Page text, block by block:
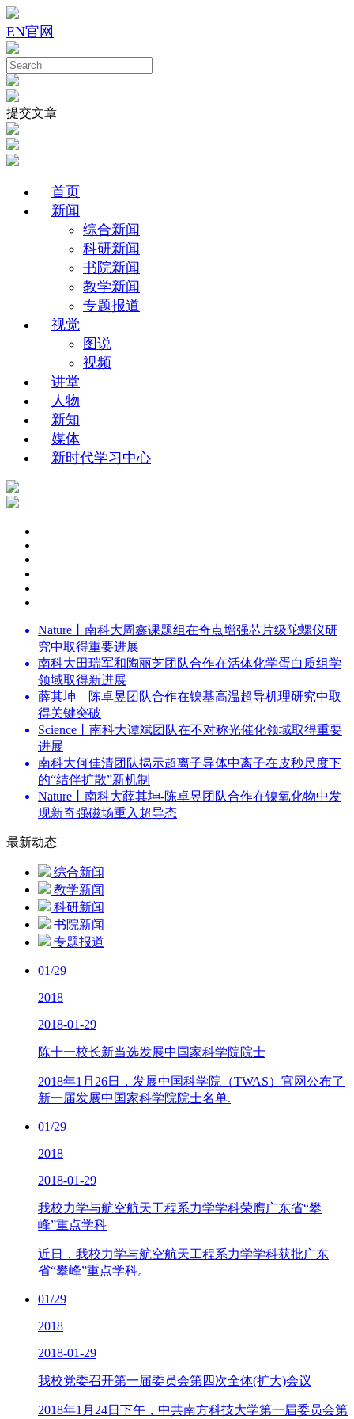
EN官网
提交文章
首页
新闻
综合新闻
科研新闻
书院新闻
教学新闻
专题报道
视觉
图说
视频
讲堂
人物
新知
媒体
新时代学习中心
Nature丨南科大周鑫课题组在奇点增强芯片级陀螺仪研
究中取得重要进展
南科大田瑞军和陶丽芝团队合作在活体化学蛋白质组学
领域取得新进展
薛其坤—陈卓昱团队合作在镍基高温超导机理研究中取
得关键突破
Science丨南科大谭斌团队在不对称光催化领域取得重要
进展
南科大何佳清团队揭示超离子导体中离子在皮秒尺度下
的“结伴扩散”新机制
Nature丨南科大薛其坤-陈卓昱团队合作在镍氧化物中发
现新奇强磁场重入超导态
最新动态
综合新闻
教学新闻
科研新闻
书院新闻
专题报道
01/29
2018
2018-01-29
陈十一校长新当选发展中国家科学院院士
2018年1月26日，发展中国科学院（TWAS）官网公布了
新一届发展中国家科学院院士名单.
01/29
2018
2018-01-29
我校力学与航空航天工程系力学学科荣膺广东省“攀
峰”重点学科
近日，我校力学与航空航天工程系力学学科获批广东
省“攀峰”重点学科。
01/29
2018
2018-01-29
我校党委召开第一届委员会第四次全体(扩大)会议
2018年1月24日下午，中共南方科技大学第一届委员会第